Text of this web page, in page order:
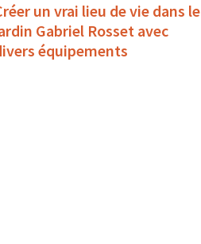
un vrai lieu de vie dans le
Gabriel Rosset avec
équipements